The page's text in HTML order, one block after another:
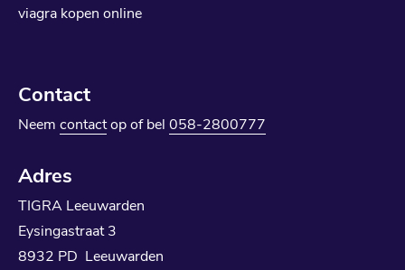
viagra kopen online
Contact
Neem contactop of bel 058-2800777
Adres
TIGRA Leeuwarden
Eysingastraat 3
8932 PD Leeuwarden